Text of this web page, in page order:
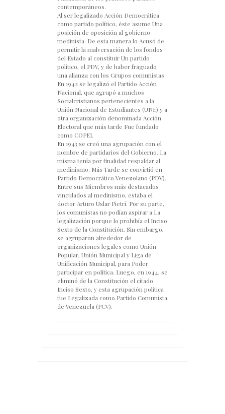
contemporáneos.
Al ser legalizado Acción Democrática
como partido político, éste asume Una
posición de oposición al gobierno
medinista. De esta manera lo Acusó de
permitir la malversación de los fondos
del Estado al constituir Un partido
político, el PDV, y de haber fraguado
una alianza con los Grupos comunistas.
En 1942 se legalizó el Partido Acción
Nacional, que agrupó a muchos
Socialcristianos pertenecientes a la
Uníón Nacional de Estudiantes (UNE) y a
otra organización denominada Acción
Electoral que más tarde Fue fundado
como COPEI.
En 1943 se creó una agrupación con el
nombre de partidarios del Gobierno. La
misma tenía por finalidad respaldar al
medinismo. Más Tarde se convirtió en
Partido Democrático Venezolano (PDV).
Entre sus Miembros más destacados
vinculados al medinismo, estaba el
doctor Arturo Uslar Pietri. Por su parte,
los comunistas no podían aspirar a La
legalización porque lo prohibía el Inciso
Sexto de la Constitución. Sin embargo,
se agruparon alrededor de
organizaciones legales como Uníón
Popular, Uníón Municipal y Liga de
Unificación Municipal, para Poder
participar en política. Luego, en 1944, se
eliminó de la Constitución el citado
Inciso Sexto, y esta agrupación política
fue Legalizada como Partido Comunista
de Venezuela (PCV).